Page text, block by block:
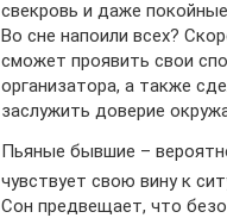
свекровь и даже
Во сне напоили всех?
сможет проявить свои
организатора, а также
заслужить доверие
Пьяные бывшие –
чувствует свою вину к
Сон предвещает, что